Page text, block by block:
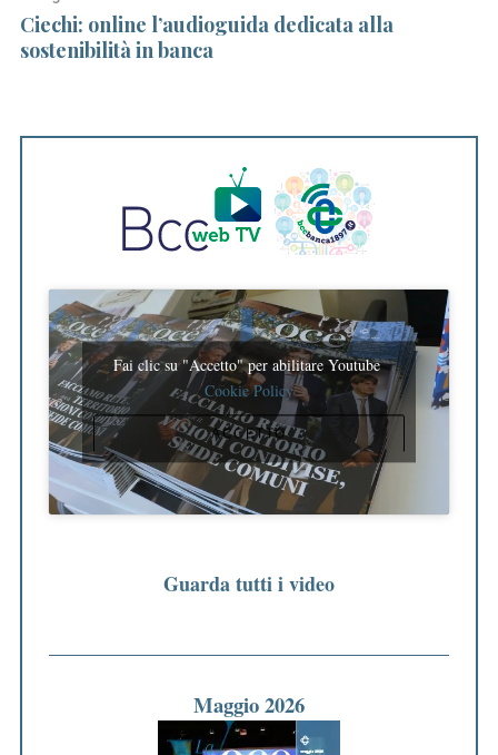
Ciechi: online l’audioguida dedicata alla
sostenibilità in banca
Fai clic su "Accetto" per abilitare Youtube
Cookie Policy
ACCETTO
Guarda tutti i video
Maggio 2026
r
: